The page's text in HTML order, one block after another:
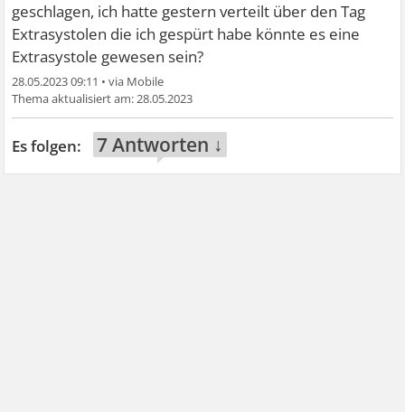
geschlagen, ich hatte gestern verteilt über den Tag
Extrasystolen die ich gespürt habe könnte es eine
Extrasystole gewesen sein?
28.05.2023 09:11 •
28.05.2023
7 Antworten ↓